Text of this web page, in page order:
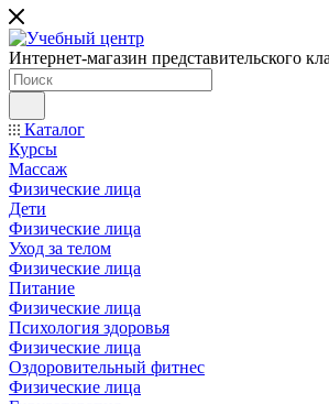
Интернет-магазин представительского
Каталог
Курсы
Массаж
Физические лица
Дети
Физические лица
Уход за телом
Физические лица
Питание
Физические лица
Психология здоровья
Физические лица
Оздоровительный фитнес
Физические лица